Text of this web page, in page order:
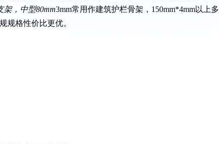
架，中型80mm3mm常用作建筑护栏骨架，150mm*4mm以上多
规格性价比更优。